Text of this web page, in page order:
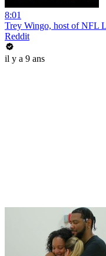
8:01
Trey Wingo, host of NFL
Reddit
il y a 9 ans